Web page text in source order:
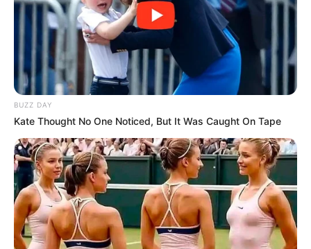
BUZZ DAY
Kate Thought No One Noticed, But It Was Caught On Tape